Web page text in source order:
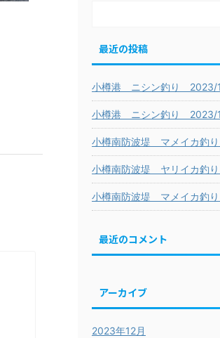
最近の投稿
小樽港 ニシン釣り 2023/
小樽港 ニシン釣り 2023/
小樽南防波堤 マメイカ釣
小樽南防波堤 ヤリイカ釣
小樽南防波堤 マメイカ釣
最近のコメント
アーカイブ
2023年12月